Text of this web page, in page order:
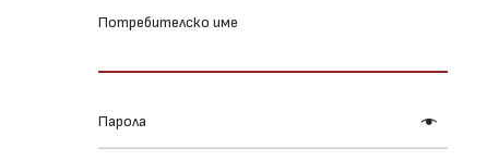
Потребителско име
Парола